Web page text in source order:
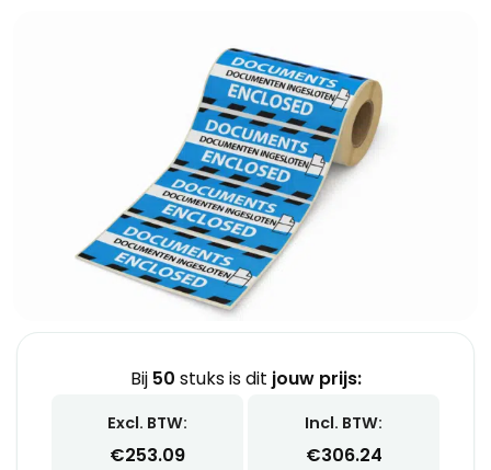
Bij 50 stuks is dit jouw prijs:
Excl. BTW:
€253.09
Incl. BTW:
€306.24